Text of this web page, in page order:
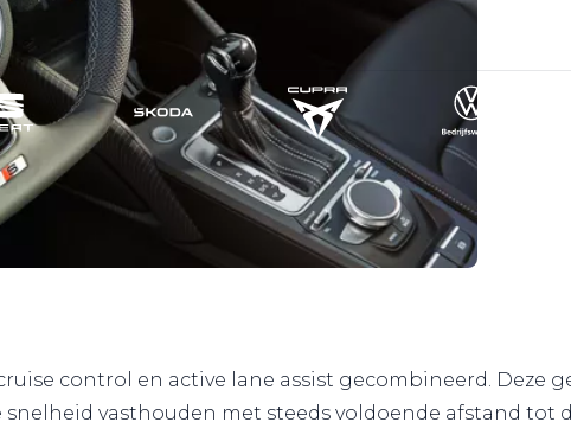
control en active lane assist gecombineerd. Deze
vasthouden met steeds voldoende afstand